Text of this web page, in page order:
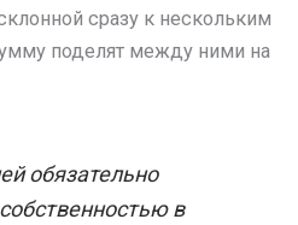
сразу к нескольким
поделят между ними на
обязательно
в